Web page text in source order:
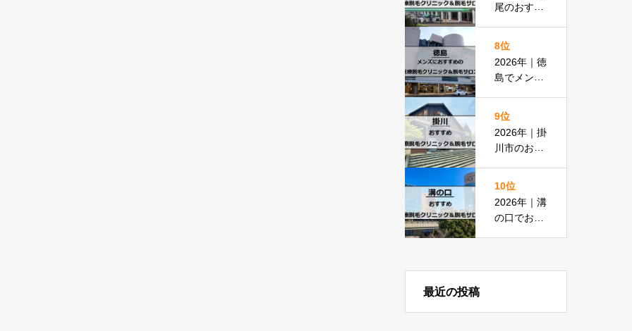
尾のおすす
＆脱毛サロ
ン全15選
8位
2026年｜徳
島でメンズ
脱毛＆脱毛
サロン全15
選
9位
2026年｜掛
川市のおす
毛クリニッ
ク＆脱毛サ
ロン全11選
10位
2026年｜溝
の口でおす
最近の投稿